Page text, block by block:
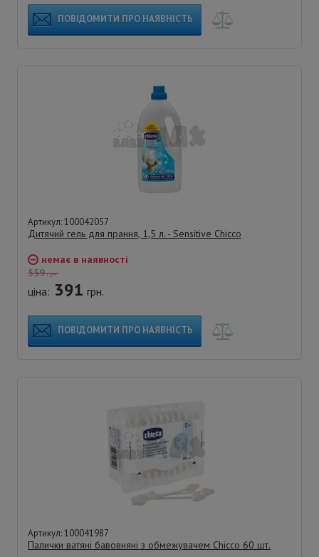
ПОВІДОМИТИ ПРО НАЯВНІСТЬ
Артикул: 100042057
Дитячий гель для прання, 1,5 л. - Sensitive Chicco
немає в наявності
559грн.
ціна: 391 грн.
ПОВІДОМИТИ ПРО НАЯВНІСТЬ
Артикул: 100041987
Палички ватяні бавовняні з обмежувачем Chicco 60 шт.